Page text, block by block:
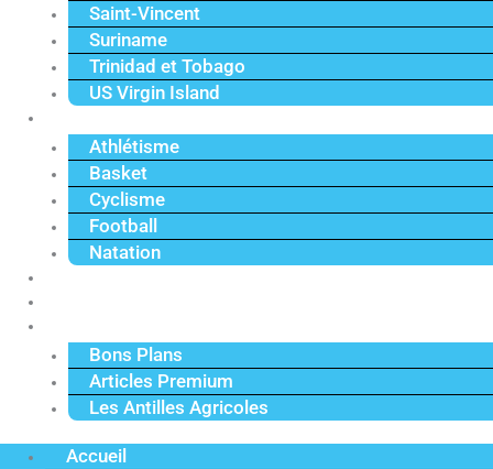
Saint-Vincent
Suriname
Trinidad et Tobago
US Virgin Island
Athlétisme
Basket
Cyclisme
Football
Natation
Bons Plans
Articles Premium
Les Antilles Agricoles
Accueil